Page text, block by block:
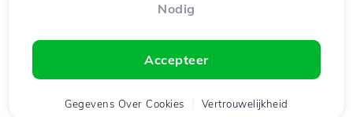
Zichten 5932
Nodig
Accepteer
Gegevens Over Cookies Vertrouwelijkheid